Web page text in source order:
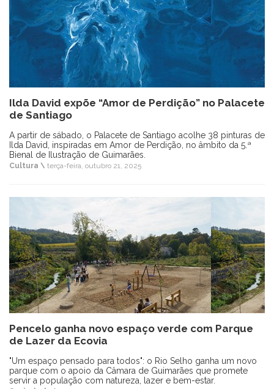
Ilda David expõe “Amor de Perdição” no Palacete
de Santiago
A partir de sábado, o Palacete de Santiago acolhe 38 pinturas de
Ilda David, inspiradas em Amor de Perdição, no âmbito da 5.ª
Bienal de Ilustração de Guimarães.
Cultura \ terça-feira, outubro 21, 2025
Pencelo ganha novo espaço verde com Parque
de Lazer da Ecovia
"Um espaço pensado para todos": o Rio Selho ganha um novo
parque com o apoio da Câmara de Guimarães que promete
servir a população com natureza, lazer e bem-estar.